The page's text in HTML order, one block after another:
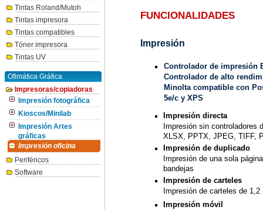
Tintas Roland/Mutoh
Tintas impresora
Tintas compatibles
Tóner impresora
Tintas UV
Ofimática Gráfica
Impresoras/copiadoras
Impresión fotográfica
Kioscos/Minilab
Impresión Artes
gráficas
Impresión oficina
Periféricos
Software
FUNCIONALIDADES
Impresión
Controlador de impresión
Controlador de alto
Minolta compatible con
5e/c y XPS
Impresión directa
Impresión sin controladores
XLSX, PPTX, JPEG, TIFF,
Impresión de duplicado
Impresión de una sola
bandejas
Impresión de carteles
Impresión de carteles de 1,2
Impresión móvil